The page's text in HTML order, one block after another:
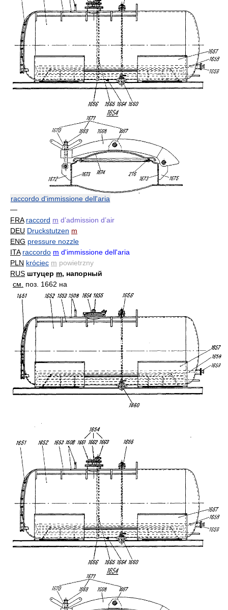
raccordo d'immissione dell'aria
—
FRA raccord m d’admission d’air
DEU Druckstutzen m
ENG pressure nozzle
ITA raccordo m d'immissione dell'aria
PLN króciec m powietrzny
RUS штуцер m, напорный
см. поз. 1662 на